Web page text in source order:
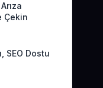
Çekin
SEO Dostu